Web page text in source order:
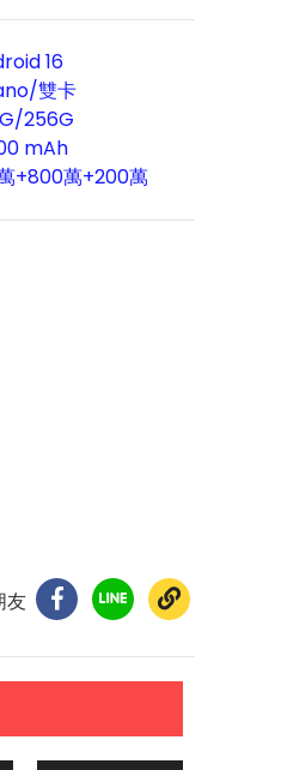
16
雙卡
256G
mAh
+800萬+200萬
友